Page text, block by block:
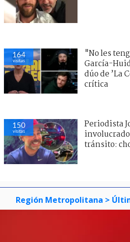
164
visitas
"No les
García-
dúo de ’La
crítica
150
visitas
Periodista
tránsito:
Región Metropolitana >